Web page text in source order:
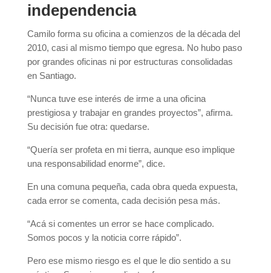
independencia
Camilo forma su oficina a comienzos de la década del
2010, casi al mismo tiempo que egresa. No hubo paso
por grandes oficinas ni por estructuras consolidadas
en Santiago.
“Nunca tuve ese interés de irme a una oficina
prestigiosa y trabajar en grandes proyectos”, afirma.
Su decisión fue otra: quedarse.
“Quería ser profeta en mi tierra, aunque eso implique
una responsabilidad enorme”, dice.
En una comuna pequeña, cada obra queda expuesta,
cada error se comenta, cada decisión pesa más.
“Acá si comentes un error se hace complicado.
Somos pocos y la noticia corre rápido”.
Pero ese mismo riesgo es el que le dio sentido a su